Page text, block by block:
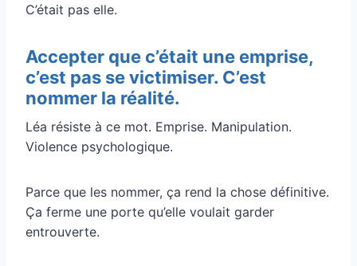
C’était pas elle.
Accepter que c’était une emprise,
c’est pas se victimiser. C’est
nommer la réalité.
Léa résiste à ce mot. Emprise. Manipulation.
Violence psychologique.
Parce que les nommer, ça rend la chose définitive.
Ça ferme une porte qu’elle voulait garder
entrouverte.